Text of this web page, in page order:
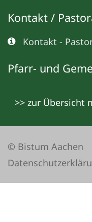
Kontakt /
Kontakt -
Pfarr- und
>> zur Übersicht
© Bistum Aachen